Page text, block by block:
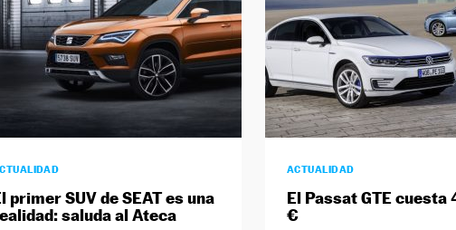
primer SUV de SEAT es una
saluda al Ateca
ACTUALIDAD
El Passat GTE cuesta
€